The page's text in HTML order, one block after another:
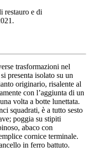
restauro e di
trasformazioni nel
presenta isolato su un
originario, risalente al
con l’aggiunta di un
volta a botte lunettata.
squadrati, è a tutto sesto
poggia su stipiti
abaco con
cornice terminale.
in ferro battuto.